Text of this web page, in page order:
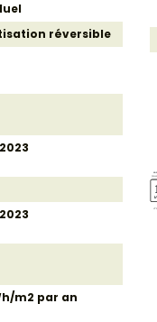
réversible
m2 par an